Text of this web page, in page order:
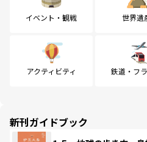
イベント・観戦 世界遺
アクティビティ 鉄道・フ
新刊ガイドブック